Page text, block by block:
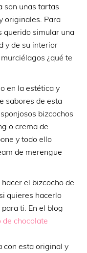
son unas tartas
originales. Para
querido simular una
y de su interior
¿qué te
en la estética y
sabores de esta
bizcochos
o crema de
y todo ello
de merengue
el bizcocho de
quieres hacerlo
ti. En el blog
de chocolate
con esta original y